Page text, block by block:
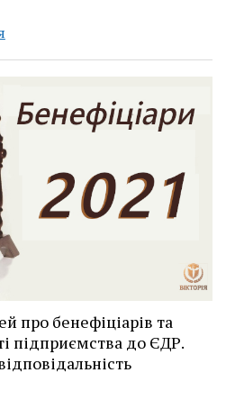
Реєстрація
–
це
Аспект
фізичної
особи-
про бенефіціарів та
підприємства до ЄДР.